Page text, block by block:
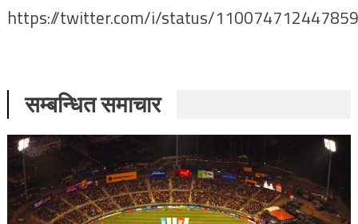
https://twitter.com/i/status/
सम्बन्धित समाचार